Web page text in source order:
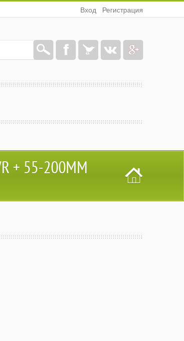
Вход Регистрация
+ 55-200MM